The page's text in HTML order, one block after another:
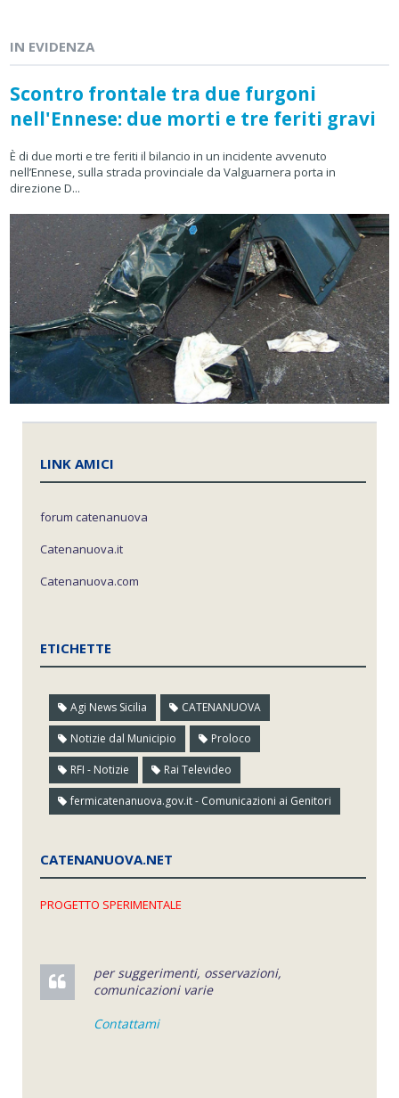
IN EVIDENZA
Scontro frontale tra due furgoni
nell'Ennese: due morti e tre feriti gravi
È di due morti e tre feriti il bilancio in un incidente avvenuto
nell’Ennese, sulla strada provinciale da Valguarnera porta in
direzione D...
LINK AMICI
forum catenanuova
Catenanuova.it
Catenanuova.com
ETICHETTE
Agi News Sicilia CATENANUOVA
Notizie dal Municipio Proloco
RFI - Notizie Rai Televideo
fermicatenanuova.gov.it - Comunicazioni ai Genitori
CATENANUOVA.NET
PROGETTO SPERIMENTALE
per suggerimenti, osservazioni,
comunicazioni varie
Contattami